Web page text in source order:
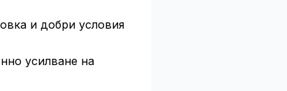
и добри условия
усилване на